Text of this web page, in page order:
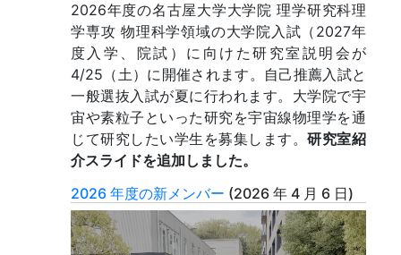
2026年度の名古屋大学大学院 理学研究科理
学専攻 物理科学領域の大学院入試（2027年
度入学、院試）に向けた研究室説明会が
4/25（土）に開催されます。自己推薦入試と
一般選抜入試が夏に行われます。大学院で宇
宙や素粒子といった研究を宇宙線物理学を通
じて研究したい学生を募集します。研究室紹
介スライドを追加しました。
2026 年度の新メンバー (2026 年 4 月 6 日)